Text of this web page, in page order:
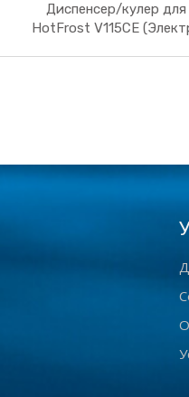
Диспенсер/кулер
HotFrost V115CE